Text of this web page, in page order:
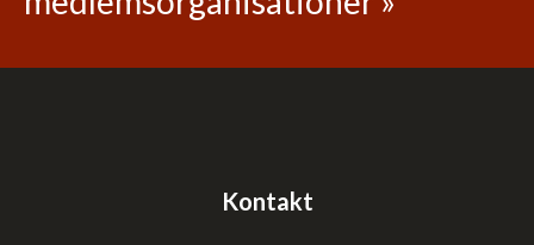
Kontakt